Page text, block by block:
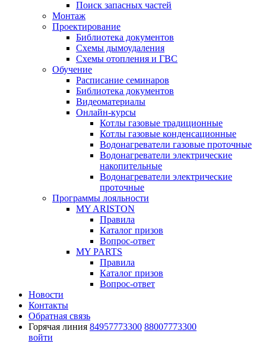
Поиск запасных частей
Монтаж
Проектирование
Библиотека документов
Схемы дымоудаления
Схемы отопления и ГВС
Обучение
Расписание семинаров
Библиотека документов
Видеоматериалы
Онлайн-курсы
Котлы газовые традиционные
Котлы газовые конденсационные
Водонагреватели газовые проточные
Водонагреватели электрические
накопительные
Водонагреватели электрические
проточные
Программы лояльности
MY ARISTON
Правила
Каталог призов
Вопрос-ответ
MY PARTS
Правила
Каталог призов
Вопрос-ответ
Новости
Контакты
Обратная связь
Горячая линия 84957773300 88007773300
войти